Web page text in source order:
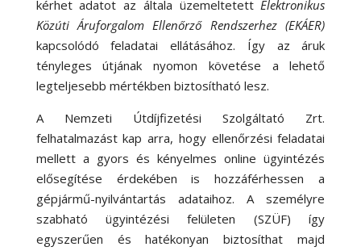
kérhet adatot az általa üzemeltetett Elektronikus
Közúti Áruforgalom Ellenőrző Rendszerhez (EKÁER)
kapcsolódó feladatai ellátásához. Így az áruk
tényleges útjának nyomon követése a lehető
legteljesebb mértékben biztosítható lesz.
A Nemzeti Útdíjfizetési Szolgáltató Zrt.
felhatalmazást kap arra, hogy ellenőrzési feladatai
mellett a gyors és kényelmes online ügyintézés
elősegítése érdekében is hozzáférhessen a
gépjármű-nyilvántartás adataihoz. A személyre
szabható ügyintézési felületen (SZÜF) így
egyszerűen és hatékonyan biztosíthat majd